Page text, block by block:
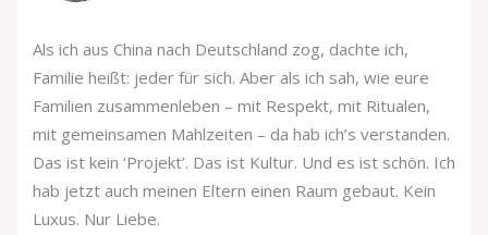
Als ich aus China nach Deutschland zog, dachte ich,
Familie heißt: jeder für sich. Aber als ich sah, wie eure
Familien zusammenleben – mit Respekt, mit Ritualen,
mit gemeinsamen Mahlzeiten – da hab ich’s verstanden.
Das ist kein ‘Projekt’. Das ist Kultur. Und es ist schön. Ich
hab jetzt auch meinen Eltern einen Raum gebaut. Kein
Luxus. Nur Liebe.